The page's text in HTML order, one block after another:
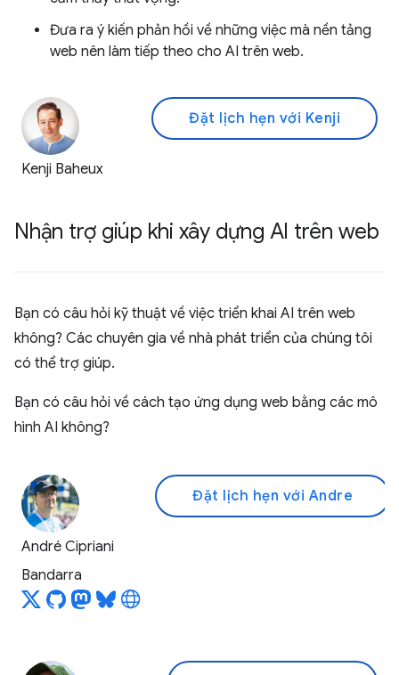
Đưa ra ý kiến phản hồi về những việc mà nền tảng
web nên làm tiếp theo cho AI trên web.
Kenji Baheux
Đặt lịch hẹn với Kenji
Nhận trợ giúp khi xây dựng AI trên web
Bạn có câu hỏi kỹ thuật về việc triển khai AI trên web
không? Các chuyên gia về nhà phát triển của chúng tôi
có thể trợ giúp.
Bạn có câu hỏi về cách tạo ứng dụng web bằng các mô
hình AI không?
André Cipriani
Bandarra
Đặt lịch hẹn với Andre